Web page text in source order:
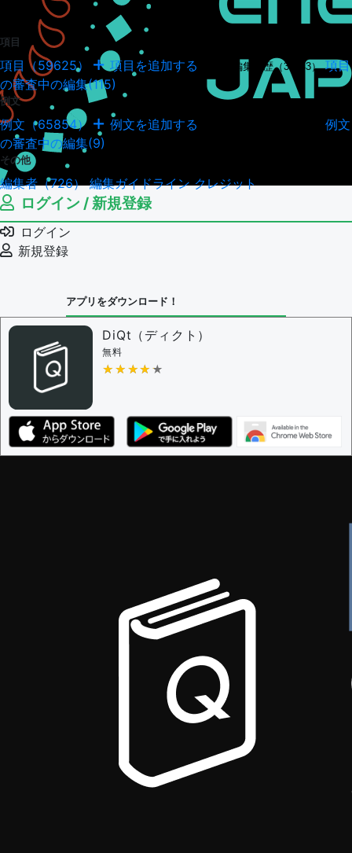
項目
項目（59625） 項目を追加する 項目の編集履歴（34943） 項目
の審査中の編集(115)
例文
例文（65854） 例文を追加する
例文
の審査中の編集(9)
その他
編集者（726）編集ガイドラインクレジット
ログイン / 新規登録
ログイン
新規登録
アプリをダウンロード！
DiQt（ディクト）
無料
★★★★★
★★★★★